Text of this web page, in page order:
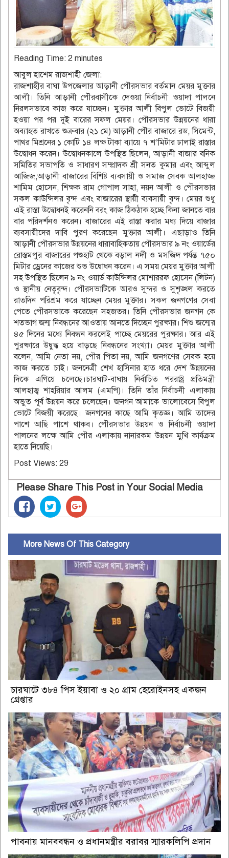
Reading Time: 2 minutes
আবুল হাশেম রাজশাহী জেলা:
রাজশাহীর বাঘা উপজেলার আড়ানী পৌরসভার বর্তমান মেয়র মুক্তার
আলী। তিনি আড়ানী পৌরবাসীকে দেওয়া নির্বাচনী ওয়াদা পালনে
নিরলসভাবে কাজ করে যাচ্ছেন। মুক্তার আলী বিপুল ভোটে বিজয়ী
হওয়া পর পর দুই বারের সফল মেয়র। পৌরসভার উন্নয়নের ধারা
অব্যাহত রাখতে শুক্রবার (২১ মে) আড়ানী পৌর বাজারে রড, সিমেন্ট,
পাথর মিশ্রনের ১ কোটি ১৪ লক্ষ টাকা ব্যায়ে ৭ শ’মিটার ঢালাই রাস্তার
উদ্বোধন করেন। উদ্বোধনকালে উপস্থিত ছিলেন, আড়ানী বাজার বনিক
সমিতির সভাপতি ও সাধারণ সম্প্রাদক শ্রী সনত কুমার এবং আব্দুল
আজিজ,আড়ানী বাজারের বিশিষ্ট ব্যবসায়ী ও সমাজ সেবক আলহাজ্জ
শামিম হোসেন, শিক্ষক রাম গোপাল সাহা, নয়ন আলী ও পৌরসভার
সকল কাউন্সিলর বৃন্দ এবং বাজারের স্থায়ী ব্যবসায়ী বৃন্দ। মেয়র শুধু
এই রাস্তা উদ্বোধনই করেননি বরং কাজ ঠিকঠাক হচ্ছে কিনা জানতে বার
বার পরিদর্শনও করেন। বাজারের এই রাস্তা করার মধ্য দিয়ে বাজার
ব্যবসায়ীদের দাবি পুরণ করেছেন মুক্তার আলী। এছাড়াও তিনি
আড়ানী পৌরসভার উন্নয়নের ধারাবাহিকতায় পৌরসভার ৯ নং ওয়ার্ডের
রোস্তমপুর বাজারের পশুহাট থেকে বড়াল নদী ও মসজিদ পর্যন্ত ৭৫০
মিটার ড্রেনের কাজের শুভ উদ্বোধন করেন। এ সময় মেয়র মুক্তার আলী
সহ উপস্থিত ছিলেন ৯ নং ওয়ার্ড কাউন্সিলর মোশাররফ হোসেন (লিটন)
ও স্থানীয় নেতৃবৃন্দ। পৌরসভাটিকে আরও সুন্দর ও সুশৃঙ্খল করতে
রাতদিন পরিশ্রম করে যাচ্ছেন মেয়র মুক্তার। সকল জনগণের সেবা
পেতে পৌরসভাকে করেছেন সহজতর। তিনি পৌরসভার জনগন কে
শতভাগ জন্ম নিবন্ধনের আওতায় আনতে দিচ্ছেন পুরষ্কার। শিশু জন্মের
৪৫ দিনের মধ্যে নিবন্ধন করলেই পাচ্ছে মেয়রের পুরষ্কার। আর এই
পুরষ্কারে উদ্বুদ্ধ হয়ে বাড়ছে নিবন্ধনের সংখ্যা। মেয়র মুক্তার আলী
বলেন, আমি নেতা নয়, পৌর পিতা নয়, আমি জনগণের সেবক হয়ে
কাজ করতে চাই। জননেত্রী শেখ হাসিনার হাত ধরে দেশ উন্নয়নের
দিকে এগিয়ে চলেছে।চারঘাট-বাঘায় নির্বাচিত পররাষ্ট্র প্রতিমন্ত্রী
আলহাজ্ব শাহরিয়ার আলম (এমপি)। তিনি তাঁর নির্বাচনী এলাকায়
অভুত পূর্ব উন্নয়ন করে চলেছেন। জনগন আমাকে ভালোবেসে বিপুল
ভোটে বিজয়ী করেছে। জনগনের কাছে আমি কৃতজ্ঞ। আমি তাদের
পাশে আছি পাশে থাকব। পৌরসভার উন্নয়ন ও নির্বাচনী ওয়াদা
পালনের লক্ষে আমি পৌর এলাকায় নানারকম উন্নয়ন মুখি কার্যক্রম
হাতে নিয়েছি।
Post Views: 29
Please Share This Post in Your Social Media
More News Of This Category
চারঘাটে ৩৮৪ পিস ইয়াবা ও ২০ গ্রাম হেরোইনসহ একজন
গ্রেপ্তার
পাবনায় মানববন্ধন ও প্রধানমন্ত্রীর বরাবর স্মারকলিপি প্রদান